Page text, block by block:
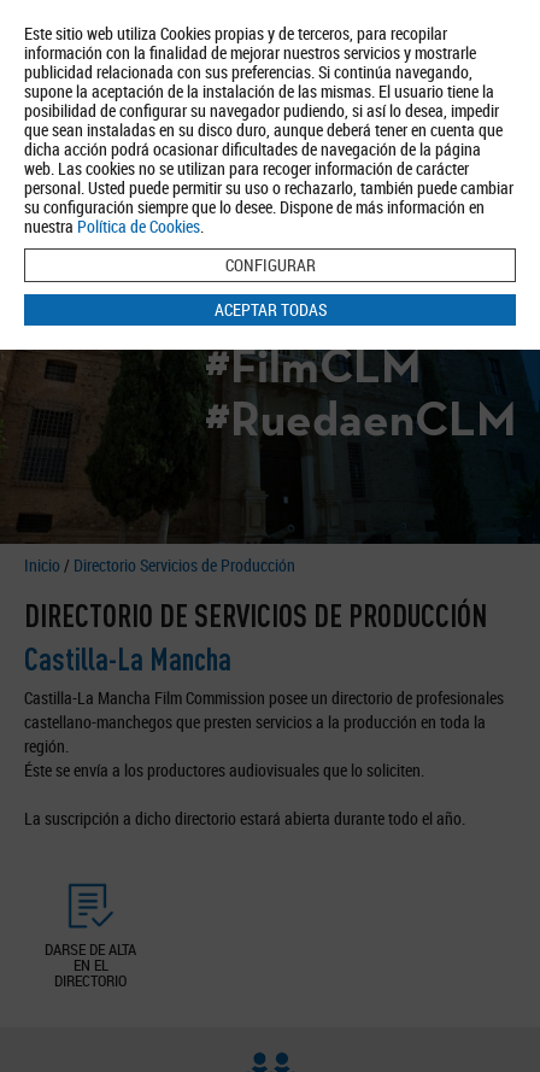
Este sitio web utiliza Cookies propias y de terceros, para recopilar
información con la finalidad de mejorar nuestros servicios y mostrarle
publicidad relacionada con sus preferencias. Si continúa navegando,
supone la aceptación de la instalación de las mismas. El usuario tiene la
posibilidad de configurar su navegador pudiendo, si así lo desea, impedir
que sean instaladas en su disco duro, aunque deberá tener en cuenta que
dicha acción podrá ocasionar dificultades de navegación de la página
web. Las cookies no se utilizan para recoger información de carácter
personal. Usted puede permitir su uso o rechazarlo, también puede cambiar
su configuración siempre que lo desee. Dispone de más información en
nuestra Política de Cookies.
CONFIGURAR
ACEPTAR TODAS
Quiénes somos Turismo Política de Privacidad Aviso Legal
Política de Cookies
BUSCAR
#FilmCLM
#RuedaenCLM
Inicio / Directorio Servicios de Producción
DIRECTORIO DE SERVICIOS DE PRODUCCIÓN
Castilla-La Mancha
Castilla-La Mancha Film Commission posee un directorio de profesionales
castellano-manchegos que presten servicios a la producción en toda la
región.
Éste se envía a los productores audiovisuales que lo soliciten.
La suscripción a dicho directorio estará abierta durante todo el año.
DARSE DE ALTA
EN EL
DIRECTORIO